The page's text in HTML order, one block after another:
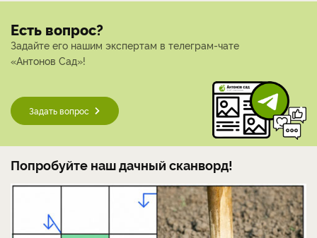
Есть вопрос?
Задайте его нашим экспертам в телеграм-чате
«Антонов Сад»!
Задать вопрос
Попробуйте наш дачный сканворд!